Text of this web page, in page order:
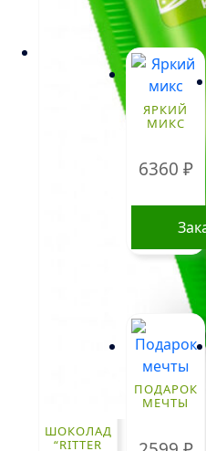
ШОКОЛАД
“RITTER
ЯРКИЙ
МИКС
6360 ₽
ПОДАРОК
МЕЧТЫ